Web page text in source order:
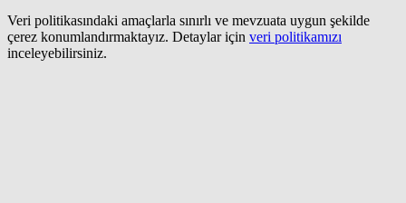
Veri politikasındaki amaçlarla sınırlı ve mevzuata uygun şekilde
çerez konumlandırmaktayız. Detaylar için veri politikamızı
inceleyebilirsiniz.